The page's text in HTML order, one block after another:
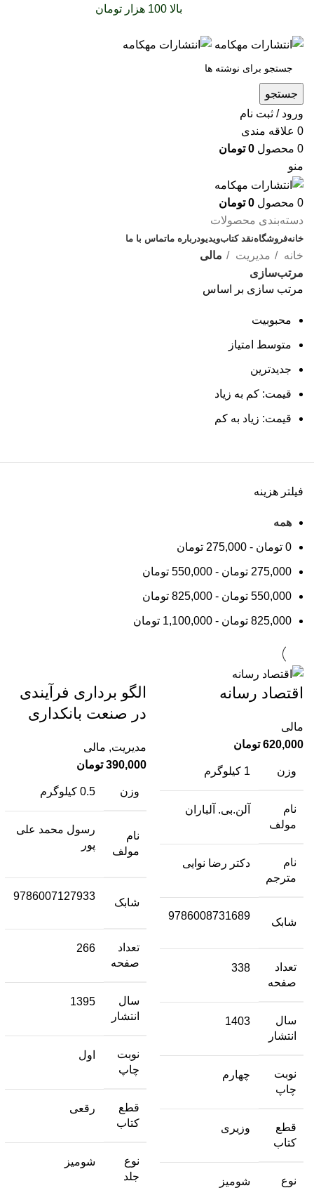
بالا 100 هزار تومان
جستجو
ورود / ثبت نام
0 علاقه مندی
0 محصول 0 تومان
منو
0 محصول 0 تومان
دسته‌بندی محصولات
خانهفروشگاهنقد کتابویدیودرباره‌ ماتماس با ما
خانه مدیریت
مالی
مرتب‌سازی
مرتب سازی بر اساس
محبوبیت
متوسط امتیاز
جدیدترین
قیمت: کم به زیاد
قیمت: زیاد به کم
فیلتر هزینه
همه
0 تومان -
275,000 تومان
275,000 تومان -
550,000 تومان
550,000 تومان -
825,000 تومان
825,000 تومان -
1,100,000 تومان
اقتصاد رسانه
مالی
620,000 تومان
وزن 1 کیلوگرم
نام
مولف
آلن.بی. آلباران
نام
مترجم
دکتر رضا نوایی
شابک
9786008731689
تعداد
صفحه
338
سال
انتشار
1403
نوبت
چاپ
چهارم
قطع
کتاب
وزیری
نوع
شومیز
الگو برداری فرآیندی
در صنعت بانکداری
مدیریت, مالی
390,000 تومان
وزن 0.5 کیلوگرم
نام
مولف
رسول محمد علی
پور
شابک
9786007127933
تعداد
صفحه
266
سال
انتشار
1395
نوبت
چاپ
اول
قطع
کتاب
رقعی
نوع
جلد
شومیز